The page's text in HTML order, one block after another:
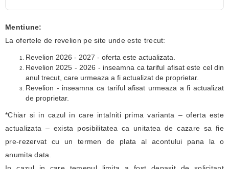
Mentiune:
La ofertele de revelion pe site unde este trecut:
Revelion 2026 - 2027 - oferta este actualizata.
Revelion 2025 - 2026 - inseamna ca tariful afisat este cel din
anul trecut, care urmeaza a fi actualizat de proprietar.
Revelion - inseamna ca tariful afisat urmeaza a fi actualizat
de proprietar.
*Chiar si in cazul in care intalniti prima varianta – oferta este
actualizata – exista posibilitatea ca unitatea de cazare sa fie
pre-rezervat cu un termen de plata al acontului pana la o
anumita data.